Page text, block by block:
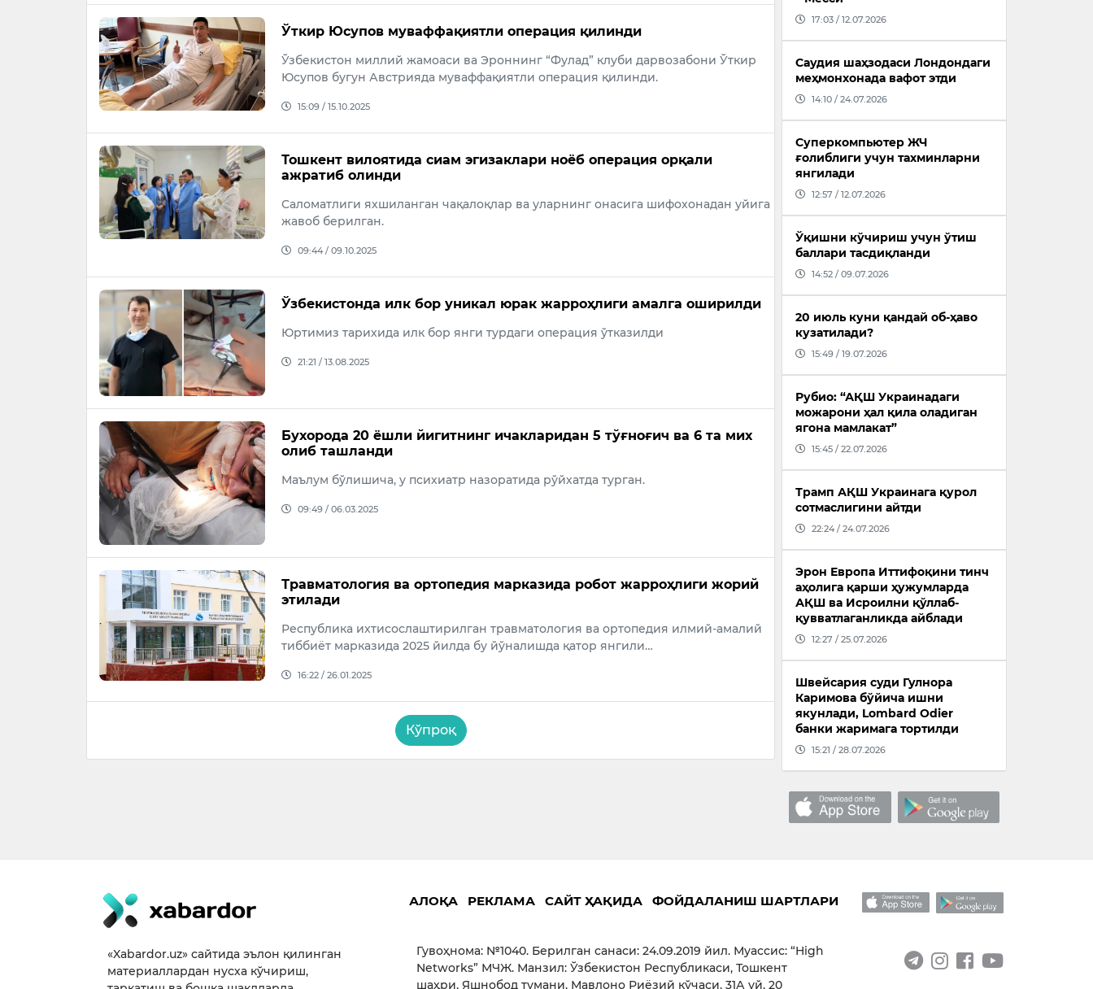
Ўткир Юсупов муваффақиятли операция қилинди
Ўзбекистон миллий жамоаси ва Эроннинг “Фулад” клуби дарвозабони Ўткир
Юсупов бугун Австрияда муваффақиятли операция қилинди.
15:09 / 15.10.2025
Тошкент вилоятида сиам эгизаклари ноёб операция орқали
ажратиб олинди
Саломатлиги яхшиланган чақалоқлар ва уларнинг онасига шифохонадан уйига
жавоб берилган.
09:44 / 09.10.2025
Ўзбекистонда илк бор уникал юрак жарроҳлиги амалга оширилди
Юртимиз тарихида илк бор янги турдаги операция ўтказилди
21:21 / 13.08.2025
Бухорода 20 ёшли йигитнинг ичакларидан 5 тўғноғич ва 6 та мих
олиб ташланди
Маълум бўлишича, у психиатр назоратида рўйхатда турган.
09:49 / 06.03.2025
Травматология ва ортопедия марказида робот жарроҳлиги жорий
этилади
Республика ихтисослаштирилган травматология ва ортопедия илмий-амалий
тиббиёт марказида 2025 йилда бу йўналишда қатор янгили…
16:22 / 26.01.2025
Кўпроқ
17:03 / 12.07.2026
Саудия шаҳзодаси Лондондаги
меҳмонхонада вафот этди
14:10 / 24.07.2026
Суперкомпьютер ЖЧ
ғолиблиги учун тахминларни
янгилади
12:57 / 12.07.2026
Ўқишни кўчириш учун ўтиш
баллари тасдиқланди
14:52 / 09.07.2026
20 июль куни қандай об-ҳаво
кузатилади?
15:49 / 19.07.2026
Рубио: “АҚШ Украинадаги
можарони ҳал қила оладиган
ягона мамлакат”
15:45 / 22.07.2026
Трамп АҚШ Украинага қурол
сотмаслигини айтди
22:24 / 24.07.2026
Эрон Европа Иттифоқини тинч
аҳолига қарши ҳужумларда
АҚШ ва Исроилни қўллаб-
қувватлаганликда айблади
12:27 / 25.07.2026
Швейсария суди Гулнора
Каримова бўйича ишни
якунлади, Lombard Odier
банки жаримага тортилди
15:21 / 28.07.2026
«Xabardor.uz» сайтида эълон қилинган
материаллардан нусха кўчириш,
АЛОҚА РЕКЛАМА САЙТ ҲАҚИДА ФОЙДАЛАНИШ ШАРТЛАРИ
Гувоҳнома: №1040. Берилган санаси: 24.09.2019 йил. Муассис: “High
Networks” МЧЖ. Манзил: Ўзбекистон Республикаси, Тошкент
шаҳри, Яшнобод тумани, Мавлоно Риёзий кўчаси, 31А уй, 20